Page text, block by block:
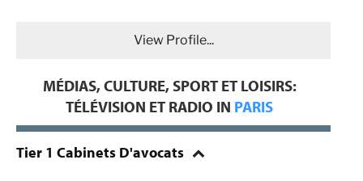
View Profile...
MÉDIAS, CULTURE, SPORT ET LOISIRS:
TÉLÉVISION ET RADIO IN PARIS
Tier 1 Cabinets D'avocats